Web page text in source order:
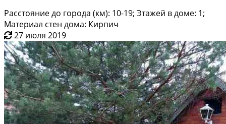
Расстояние до города (км): 10-19; Этажей в доме: 1;
Материал стен дома: Кирпич
27 июля 2019